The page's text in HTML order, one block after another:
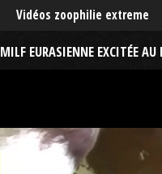
Vidéos zoophilie extreme
MILF EURASIENNE EXCITÉE